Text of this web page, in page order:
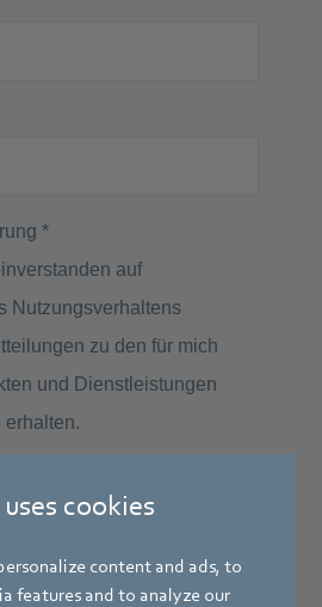
cookies
content and ads, to
features and to analyze our